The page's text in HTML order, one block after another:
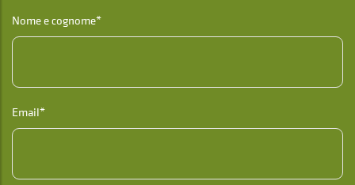
Nome e cognome*
Email*